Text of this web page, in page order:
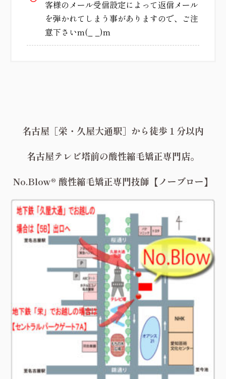
客様のメール受信設定によって返信メール
を弾かれてしまう事がありますので、ご注
意下さいm(_ _)m
名古屋［栄・久屋大通駅］から徒歩１分以内
名古屋テレビ塔前の酸性縮毛矯正専門店。
No.Blow® 酸性縮毛矯正専門技師【ノーブロー】